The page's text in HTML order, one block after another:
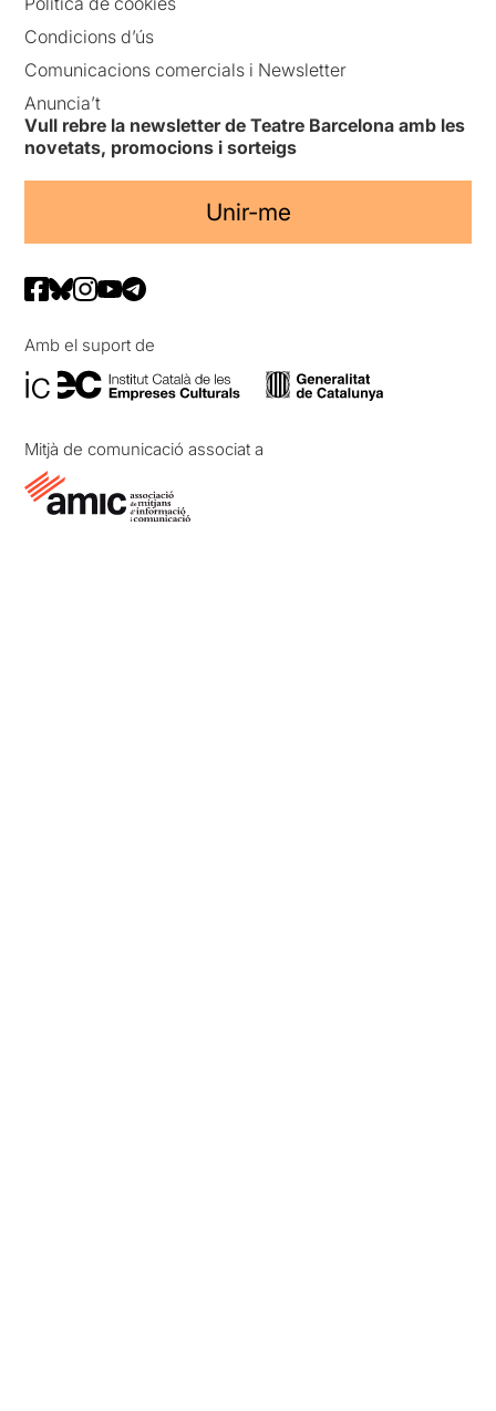
Condicions d’ús
Comunicacions comercials i Newsletter
Anuncia’t
Vull rebre la newsletter de Teatre Barcelona amb les
novetats, promocions i sorteigs
Unir-me
Amb el suport de
Mitjà de comunicació associat a